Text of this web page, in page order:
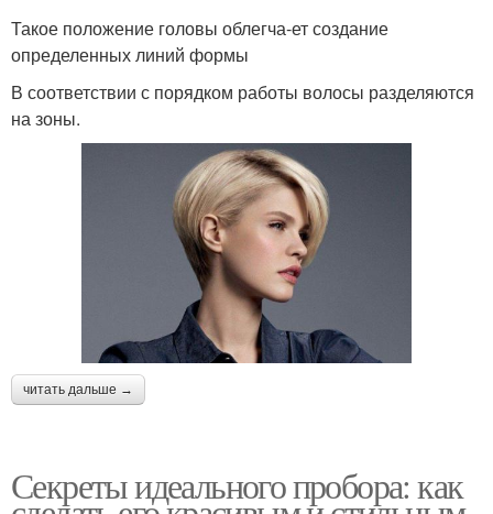
Такое положение головы облегча-ет создание
определенных линий формы
В соответствии с порядком работы волосы разделяются
на зоны.
читать дальше →
Секреты идеального пробора: как